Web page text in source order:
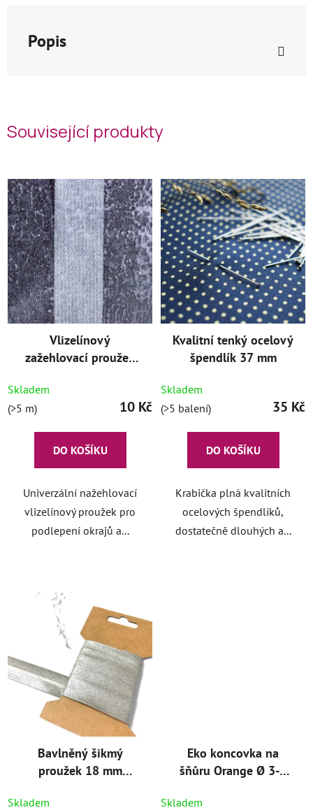
Popis
Související produkty
Vlizelínový
zažehlovací proužek
Skladem
(>5 m)
10 Kč
DO KOŠÍKU
Univerzální nažehlovací
vlizelínový proužek pro
podlepení okrajů a...
Kvalitní tenký ocelový
špendlík 37 mm
Skladem
(>5 balení)
35 Kč
DO KOŠÍKU
Krabička plná kvalitních
ocelových špendlíků,
dostatečně dlouhých a...
Bavlněný šikmý
proužek 18 mm
Skladem
Eko koncovka na
šňůru Orange Ø 3-5
Skladem